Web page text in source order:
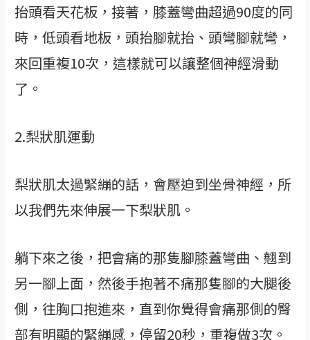
抬頭看天花板，接著，膝蓋彎曲超過90度的同
時，低頭看地板，頭抬腳就抬、頭彎腳就彎，
來回重複10次，這樣就可以讓整個神經滑動
了。
2.梨狀肌運動
梨狀肌太過緊繃的話，會壓迫到坐骨神經，所
以我們先來伸展一下梨狀肌。
躺下來之後，把會痛的那隻腳膝蓋彎曲、翹到
另一腳上面，然後手抱著不痛那隻腳的大腿後
側，往胸口抱進來，直到你覺得會痛那側的臀
部有明顯的緊繃感，停留20秒，重複做3次。